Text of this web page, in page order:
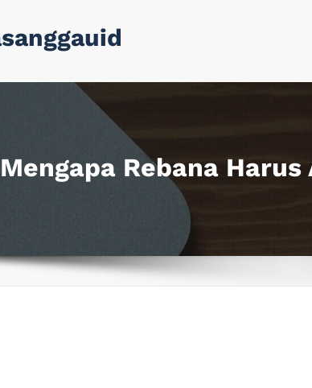
Rebana